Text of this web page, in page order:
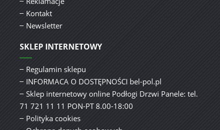
Kontakt
Newsletter
SKLEP INTERNETOWY
Regulamin sklepu
INFORMACA O DOSTĘPNOŚCI bel-pol.pl
Sklep internetowy online Podłogi Drzwi Panele: tel.
71 721 11 11 PON-PT 8.00-18:00
Polityka cookies